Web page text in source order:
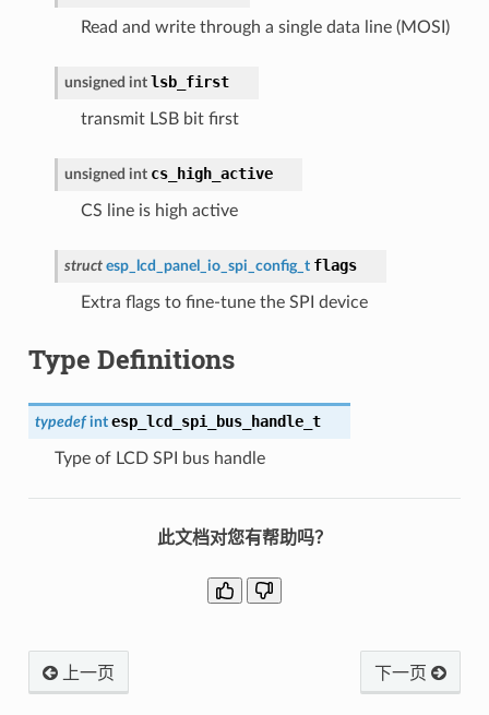
Read and write through a single data line (MOSI)
unsigned int lsb_first
transmit LSB bit first
unsigned int cs_high_active
CS line is high active
struct esp_lcd_panel_io_spi_config_t flags
Extra flags to fine-tune the SPI device
Type Definitions
typedef int esp_lcd_spi_bus_handle_t
Type of LCD SPI bus handle
此文档对您有帮助吗？
上一页 下一页